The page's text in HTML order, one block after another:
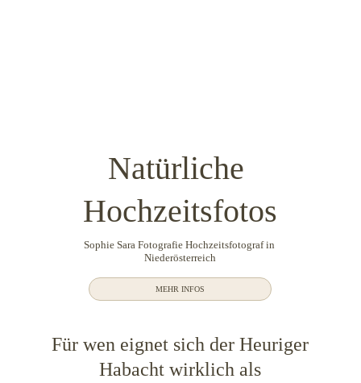
Für wen eignet sich der Heuriger
Habacht wirklich als
MEHR INFOS
Natürliche
Hochzeitsfotos
Sophie Sara Fotografie Hochzeitsfotograf in
Niederösterreich